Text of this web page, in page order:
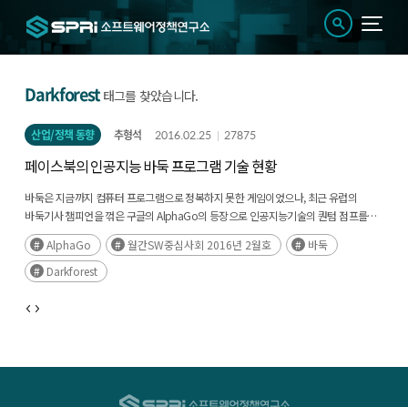
Darkforest태그를 찾았습니다.
산업/정책 동향 추형석 2016.02.25 27875
페이스북의 인공지능 바둑 프로그램 기술 현황
바둑은 지금까지 컴퓨터 프로그램으로 정복하지 못한 게임이었으나, 최근 유럽의
바둑기사 챔피언을 꺾은 구글의 AlphaGo의 등장으로 인공지능기술의 퀀텀 점프를
실현했다고 볼 수 있음
비슷한 시기에 페이스북에서 개발한 인공지능 바둑프로그램 Darkforest는 현재
AlphaGo 월간SW중심사회 2016년 2월호
바둑
Darkforest